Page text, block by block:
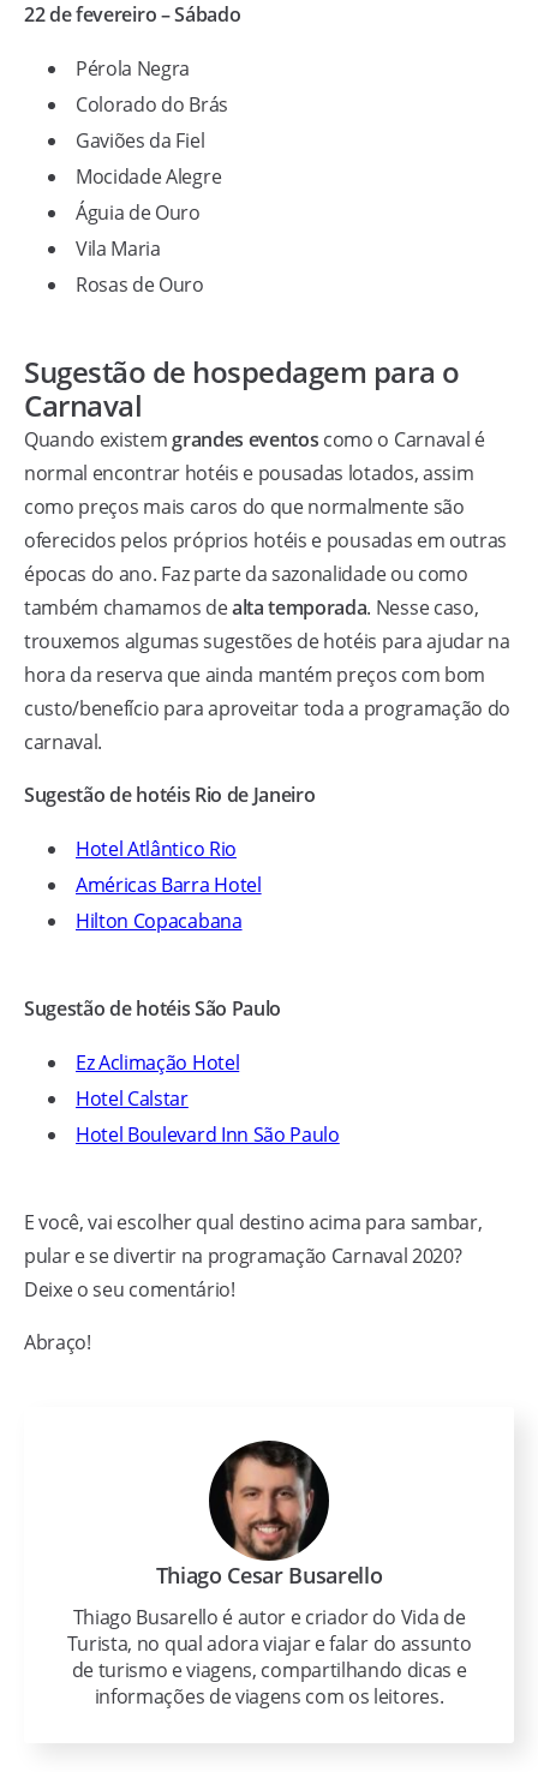
22 de fevereiro – Sábado
Pérola Negra
Colorado do Brás
Gaviões da Fiel
Mocidade Alegre
Águia de Ouro
Vila Maria
Rosas de Ouro
Sugestão de hospedagem para o
Carnaval
Quando existemgrandes eventos como o Carnaval é
normal encontrar hotéis e pousadas lotados, assim
como preços mais caros do que normalmente são
oferecidos pelos próprios hotéis e pousadas em outras
épocas do ano. Faz parte da sazonalidade ou como
também chamamos dealta temporada. Nesse caso,
trouxemos algumas sugestões de hotéis para ajudar na
hora da reserva que ainda mantém preços com bom
custo/benefício para aproveitar toda a programação do
carnaval.
Sugestão de hotéis Rio de Janeiro
Hotel Atlântico Rio
Américas Barra Hotel
Hilton Copacabana
Sugestão de hotéis São Paulo
Ez Aclimação Hotel
Hotel Calstar
Hotel Boulevard Inn São Paulo
E você, vai escolher qual destino acima para sambar,
pular e se divertir na programação Carnaval 2020?
Deixe o seu comentário!
Abraço!
Thiago Cesar Busarello
Thiago Busarello é autor e criador do Vida de
Turista, no qual adora viajar e falar do assunto
de turismo e viagens, compartilhando dicas e
informações de viagens com os leitores.